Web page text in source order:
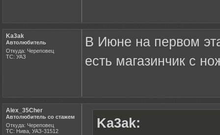
Ka3ak
Автолюбитель
Откуда: Череповец
ТС: УАЗ
В Июне на первом
есть магазинчик с
Alex_35Cher
Автолюбитель со стажем
Откуда: Череповец
ТС: Нива, УАЗ-31512
Ka3ak: